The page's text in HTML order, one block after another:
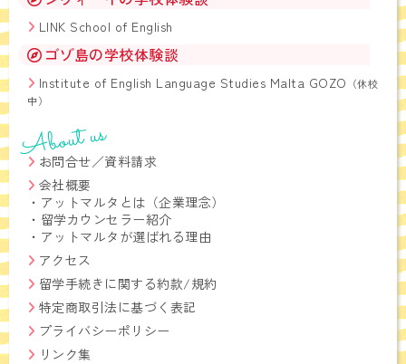
LINK School of English
ゴゾ島の学校体験談
Institute of English Language Studies Malta GOZO （休校
中）
About us
お問合せ／資料請求
会社概要
・ アットマルタとは（企業理念）
・ 留学カウンセラー紹介
・ アットマルタが選ばれる理由
アクセス
留学手続きに関する約款/規約
特定商取引法に基づく表記
プライバシーポリシー
リンク集